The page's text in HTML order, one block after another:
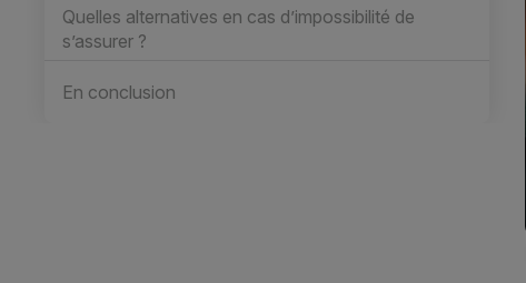
Quelles alternatives en cas d’impossibilité de
s’assurer ?
En conclusion